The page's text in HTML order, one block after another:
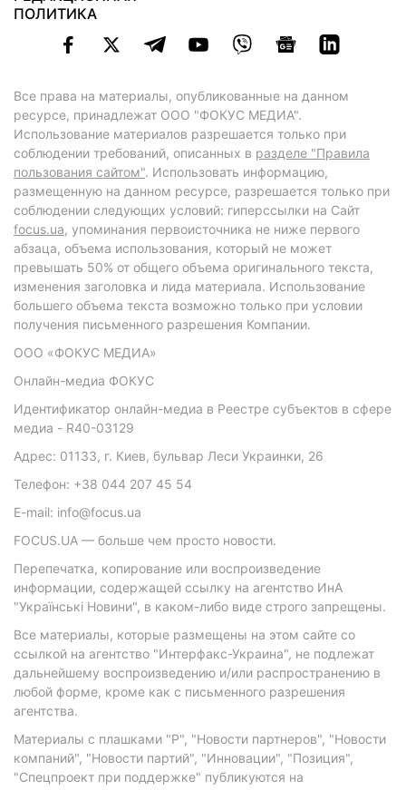
ПОЛИТИКА
Все права на материалы, опубликованные на данном
ресурсе, принадлежат ООО "ФОКУС МЕДИА".
Использование материалов разрешается только при
соблюдении требований, описанных в разделе "Правила
пользования сайтом". Использовать информацию,
размещенную на данном ресурсе, разрешается только при
соблюдении следующих условий: гиперссылки на Сайт
focus.ua, упоминания первоисточника не ниже первого
абзаца, объема использования, который не может
превышать 50% от общего объема оригинального текста,
изменения заголовка и лида материала. Использование
большего объема текста возможно только при условии
получения письменного разрешения Компании.
ООО «ФОКУС МЕДИА»
Онлайн-медиа ФОКУС
Идентификатор онлайн-медиа в Реестре субъектов в сфере
медиа - R40-03129
Адрес: 01133, г. Киев, бульвар Леси Украинки, 26
Телефон: +38 044 207 45 54
E-mail: info@focus.ua
FOCUS.UA — больше чем просто новости.
Перепечатка, копирование или воспроизведение
информации, содержащей ссылку на агентство ИнА
"Українські Новини", в каком-либо виде строго запрещены.
Все материалы, которые размещены на этом сайте со
ссылкой на агентство "Интерфакс-Украина", не подлежат
дальнейшему воспроизведению и/или распространению в
любой форме, кроме как с письменного разрешения
агентства.
Материалы с плашками "Р", "Новости партнеров", "Новости
компаний", "Новости партий", "Инновации", "Позиция",
"Спецпроект при поддержке" публикуются на